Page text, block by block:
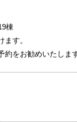
棟
す。
をお勧めいたします